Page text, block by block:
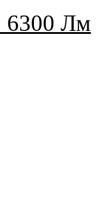
6300 Лм